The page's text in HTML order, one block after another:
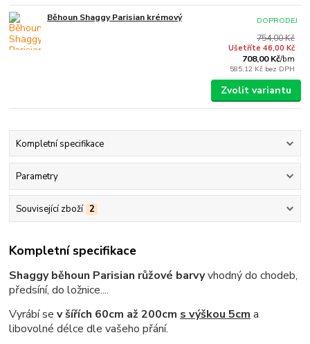
Běhoun Shaggy Parisian krémový
754,00 Kč
Ušetříte 46,00 Kč
708,00 Kč/bm
585,12 Kč bez DPH
DOPRODEJ
Zvolit variantu
Kompletní specifikace
Parametry
Související zboží 2
Kompletní specifikace
Shaggy běhoun Parisian růžové barvyvhodný do chodeb,
předsíní, do ložnice....
Vyrábí sev šířích 60cm až 200cm s výškou 5cm a
libovolné délce dle vašeho přání.